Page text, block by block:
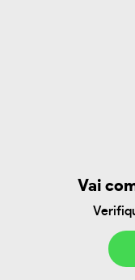
Vai